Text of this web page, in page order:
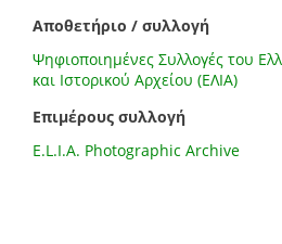
Αποθετήριο / συλλογή
Ψηφιοποιημένες Συλλογές του
και Ιστορικού Αρχείου (ΕΛΙΑ)
Επιμέρους συλλογή
E.L.I.A. Photographic Archive